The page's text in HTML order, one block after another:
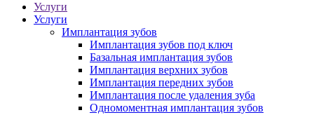
Услуги
Услуги
Имплантация зубов
Имплантация зубов под ключ
Базальная имплантация зубов
Имплантация верхних зубов
Имплантация передних зубов
Имплантация после удаления зуба
Одномоментная имплантация зубов